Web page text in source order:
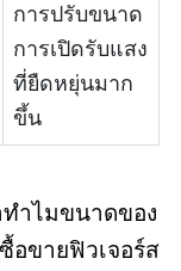
การปรับขนาด
การเปิดรับแสง
ที่ยืดหยุ่นมาก
ขึ้น
ทำไมขนาดของ
ายฟิวเจอร์ส